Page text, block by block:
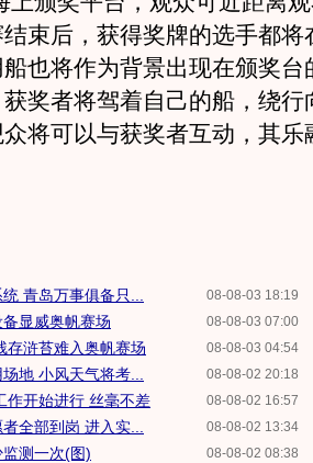
束后，获得奖牌的选手都将
也将作为背景出现在颁奖台
奖者将驾着自己的船，绕行
众将可以与获奖者互动，
08-08-03 18:19
青岛万事俱备只...
08-08-03 07:00
显威奥帆赛场
08-08-03 04:54
存浒苔难入奥帆赛场
08-08-02 20:18
地 小风天气将考...
08-08-02 16:57
作开始进行 丝毫不差
08-08-02 13:34
全部到岗 进入实...
08-08-02 08:38
测一次(图)